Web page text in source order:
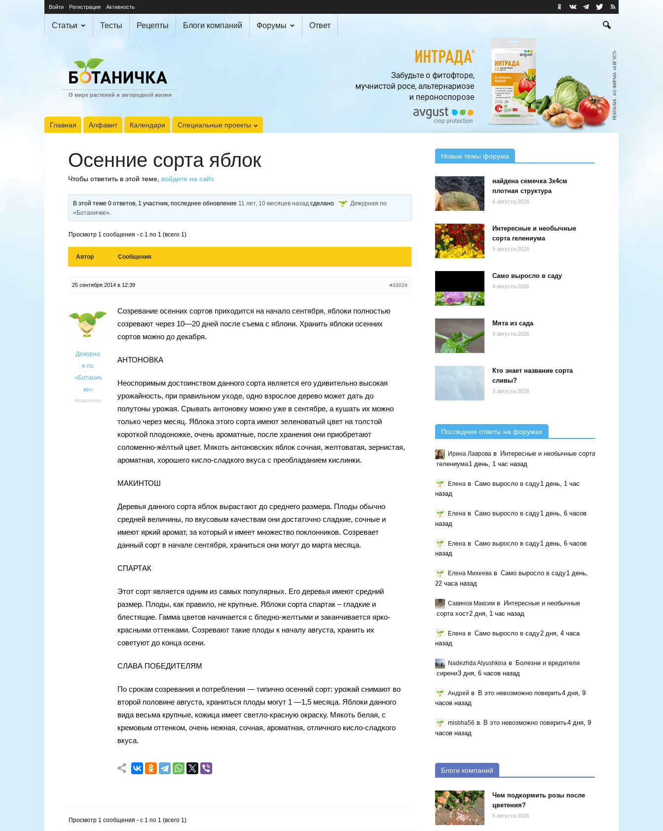
Войти Регистрация Активность
Статьи Тесты Рецепты Блоги компаний Форумы Ответ
О мире растений и загородной жизни
Главная Алфавит Календари Специальные проекты
Осенние сорта яблок
Чтобы ответить в этой теме, войдите на сайт.
В этой теме 0 ответов, 1 участник, последнее обновление 11 лет, 10 месяцев назад сделано
Дежурная по
«Ботаничке».
Просмотр 1 сообщения - с 1 по 1 (всего 1)
Автор Сообщения
25 сентября 2014 в 12:39 #33029
Дежурна
я по
«Ботанич
ке»
Модератор
Созревание осенних сортов приходится на начало сентября, яблоки полностью
созревают через 10—20 дней после съема с яблони. Хранить яблоки осенних
сортов можно до декабря.
АНТОНОВКА
Неоспоримым достоинством данного сорта является его удивительно высокая
урожайность, при правильном уходе, одно взрослое дерево может дать до
полутоны урожая. Срывать антоновку можно уже в сентябре, а кушать их можно
только через месяц. Яблока этого сорта имеют зеленоватый цвет на толстой
короткой плодоножке, очень ароматные, после хранения они приобретают
соломенно-жёлтый цвет. Мякоть антоновских яблок сочная, желтоватая, зернистая,
ароматная, хорошего кисло-сладкого вкуса с преобладанием кислинки.
МАКИНТОШ
Деревья данного сорта яблок вырастают до среднего размера. Плоды обычно
средней величины, по вкусовым качествам они достаточно сладкие, сочные и
имеют яркий аромат, за который и имеет множество поклонников. Созревает
данный сорт в начале сентября, храниться они могут до марта месяца.
СПАРТАК
Этот сорт является одним из самых популярных. Его деревья имеют средний
размер. Плоды, как правило, не крупные. Яблоки сорта спартак – гладкие и
блестящие. Гамма цветов начинается с бледно-желтыми и заканчивается ярко-
красными оттенками. Созревают такие плоды к началу августа, хранить их
советуют до конца осени.
СЛАВА ПОБЕДИТЕЛЯМ
По срокам созревания и потребления — типично осенний сорт: урожай снимают во
второй половине августа, храниться плоды могут 1 —1,5 месяца. Яблоки данного
вида весьма крупные, кожица имеет светло-красную окраску. Мякоть белая, с
кремовым оттенком, очень нежная, сочная, ароматная, отличного кисло-сладкого
вкуса.
Просмотр 1 сообщения - с 1 по 1 (всего 1)
Новые темы форума
найдена семечка 3х4см
плотная структура
6 августа 2026
Интересные и необычные
сорта гелениума
5 августа 2026
Само выросло в саду
4 августа 2026
Мята из сада
3 августа 2026
Кто знает название сорта
сливы?
3 августа 2026
Последние ответы на форумах
Ирина Лаврова в Интересные и необычные сорта
гелениума1 день, 1 час назад
Елена в Само выросло в саду1 день, 1 час
назад
Елена в Само выросло в саду1 день, 6 часов
назад
Елена в Само выросло в саду1 день, 6 часов
назад
Елена Михеева в Само выросло в саду1 день,
22 часа назад
Савинов Максим в Интересные и необычные
сорта хост2 дня, 1 час назад
Елена в Само выросло в саду2 дня, 4 часа
назад
Nadezhda Alyushkina в Болезни и вредители
сирени3 дня, 6 часов назад
Андрей в В это невозможно поверить4 дня, 9
часов назад
misbha56 в В это невозможно поверить4 дня, 9
часов назад
Блоги компаний
Чем подкормить розы после
цветения?
5 августа 2026